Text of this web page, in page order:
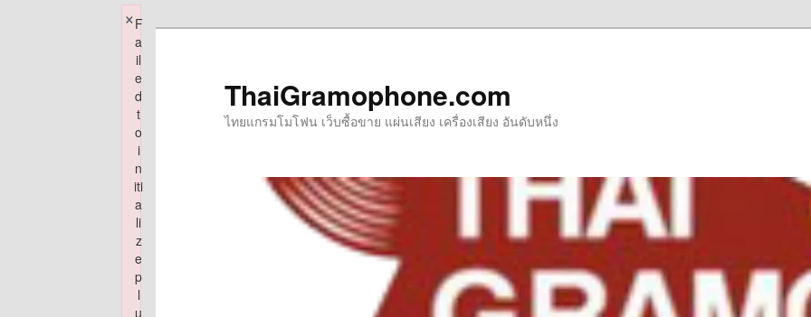
ThaiGramophone.com
ไทยแกรมโมโฟน เว็บซื้อขาย แผ่นเสียง เครื่องเสียง อันดับหนึ่ง
F
a
il
e
d
t
o
i
n
iti
a
li
z
e
p
l
u
×